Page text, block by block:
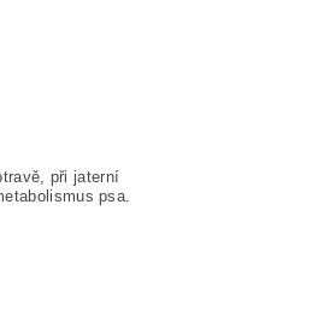
při jaterní
psa.